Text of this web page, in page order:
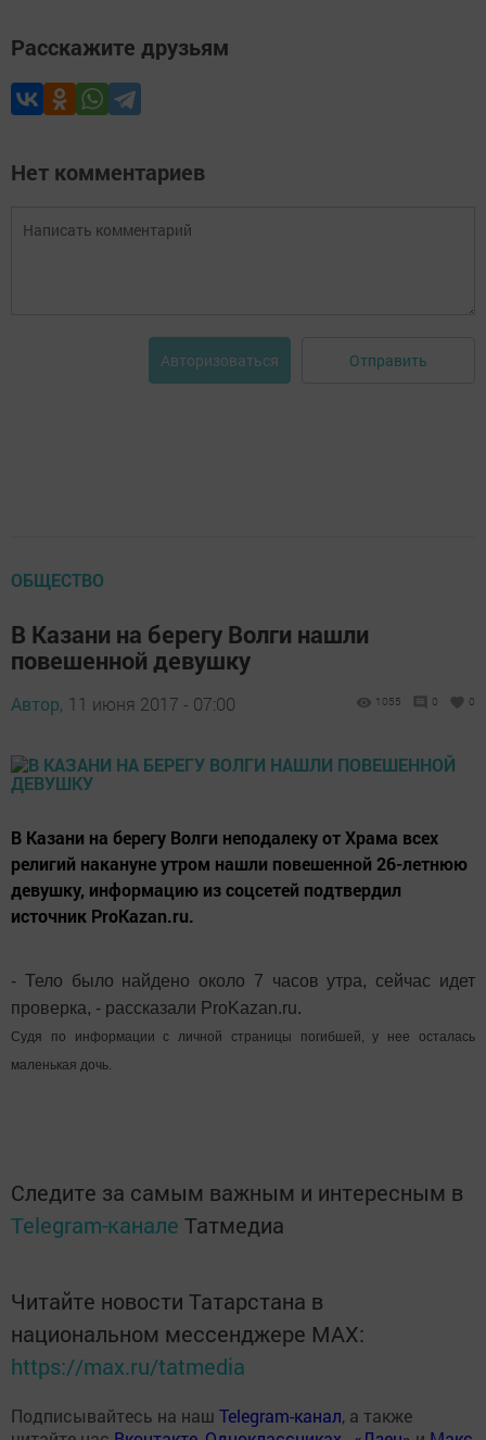
Расскажите друзьям
Нет комментариев
Авторизоваться Отправить
ОБЩЕСТВО
В Казани на берегу Волги нашли
повешенной девушку
Автор, 11 июня 2017 - 07:00 1055 0 0
В Казани на берегу Волги неподалеку от Храма всех
религий накануне утром нашли повешенной 26-летнюю
девушку, информацию из соцсетей подтвердил
источник ProKazan.ru.
- Тело было найдено около 7 часов утра, сейчас идет
проверка, - рассказали ProKazan.ru.
Судя по информации с личной страницы погибшей, у нее осталась
маленькая дочь.
Следите за самым важным и интересным в
Telegram-канале Татмедиа
Читайте новости Татарстана в
национальном мессенджере MАХ:
https://max.ru/tatmedia
Подписывайтесь на наш Telegram-канал, а также